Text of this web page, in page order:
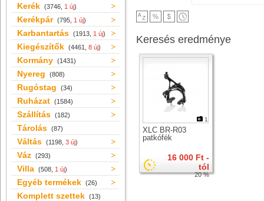
Kerék (3746, 1 új)
Kerékpár (795, 1 új)
Karbantartás (1913, 1 új)
Kiegészítők (4461, 8 új)
Kormány (1431)
Nyereg (808)
Rugóstag (34)
Ruházat (1584)
Szállítás (182)
Tárolás (87)
Váltás (1198, 3 új)
Váz (293)
Villa (508, 1 új)
Egyéb termékek (26)
Komplett szettek (13)
Keresés eredménye
1
XLC BR-R03
patkófék
16 000 Ft -
tól
20 %